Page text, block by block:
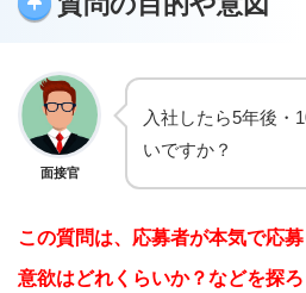
面接官
入社したら5年後・
いですか？
この質問は、応募者が本気で応
意欲はどれくらいか？などを探ろ